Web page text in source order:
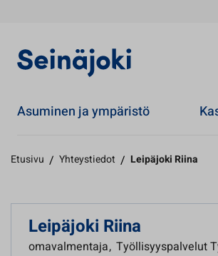
Asuminen ja ympäristö
Etusivu / Yhteystiedot / Leipäjoki Riina
Leipäjoki Riina
omavalmentaja, Työllisyyspalvelut